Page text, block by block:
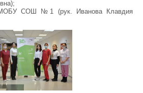
СОШ №1 (рук. Иванова Клавдия